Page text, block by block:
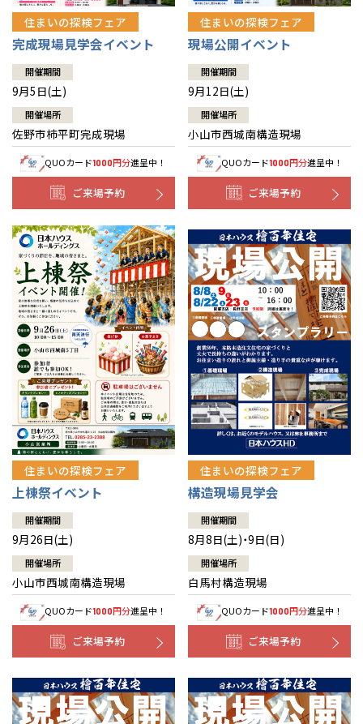
住まいの探検フェア
完成現場見学会イベント
開催期間
9月5日(土)
開催場所
佐野市柿平町完成現場
QUOカード1000円分進呈中！
ご来場予約
住まいの探検フェア
現場公開イベント
開催期間
9月12日(土)
開催場所
小山市西城南構造現場
QUOカード1000円分進呈中！
ご来場予約
住まいの探検フェア
上棟祭イベント
開催期間
9月26日(土)
開催場所
小山市西城南構造現場
QUOカード1000円分進呈中！
ご来場予約
住まいの探検フェア
構造現場見学会
開催期間
8月8日(土)・9日(日)
開催場所
白馬村構造現場
QUOカード1000円分進呈中！
ご来場予約